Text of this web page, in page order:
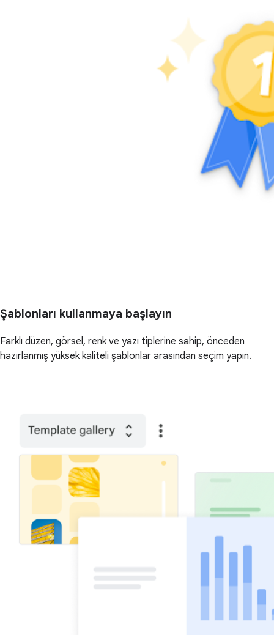
Şablonları kullanmaya başlayın
Farklı düzen, görsel, renk ve yazı tiplerine sahip, önceden
hazırlanmış yüksek kaliteli şablonlar arasından seçim yapın.